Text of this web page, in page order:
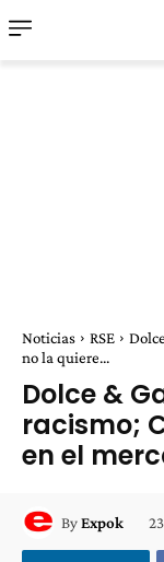
Noticias RSE
no la quiere...
Dolce &
racismo;
en el
ByExpok